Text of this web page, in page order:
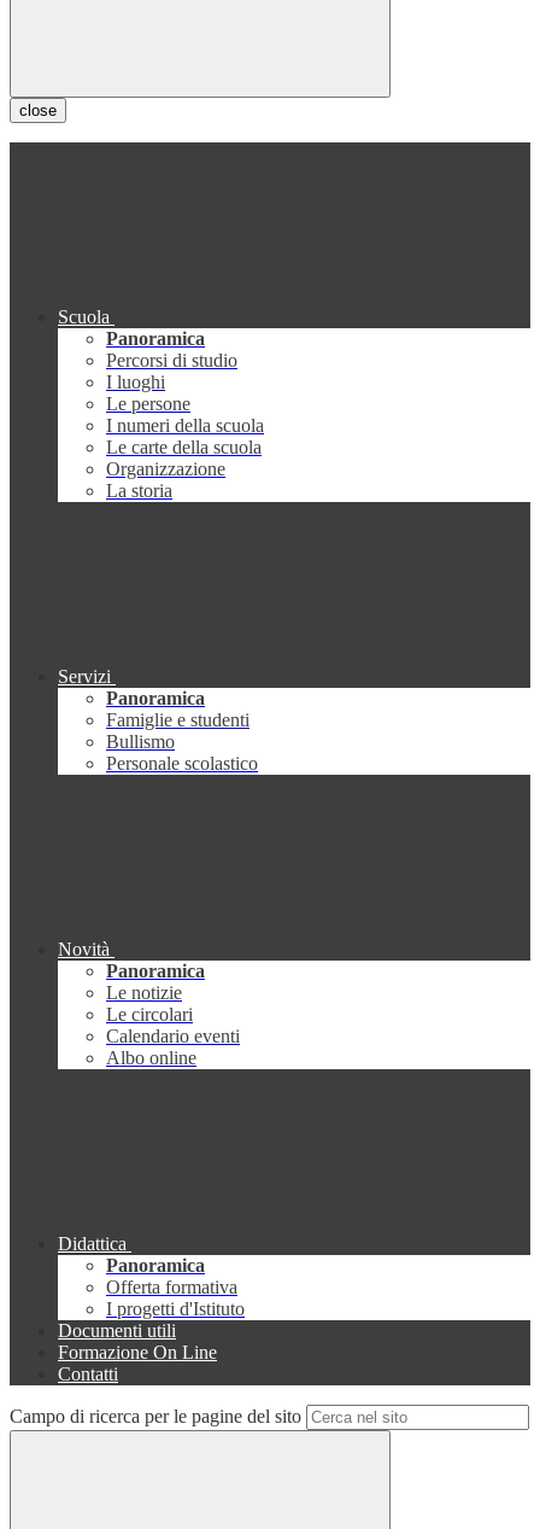
close
Scuola
Panoramica
Percorsi di studio
I luoghi
Le persone
I numeri della scuola
Le carte della scuola
Organizzazione
La storia
Servizi
Panoramica
Famiglie e studenti
Bullismo
Personale scolastico
Novità
Panoramica
Le notizie
Le circolari
Calendario eventi
Albo online
Didattica
Panoramica
Offerta formativa
I progetti d'Istituto
Documenti utili
Formazione On Line
Contatti
Campo di ricerca per le pagine del sito